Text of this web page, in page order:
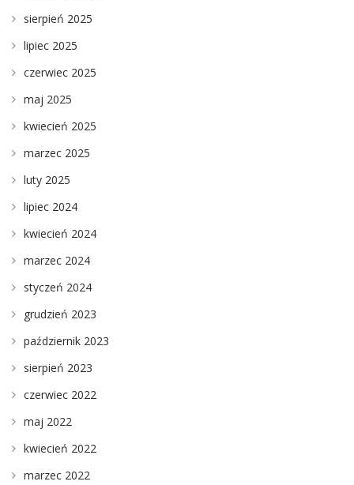
sierpień 2025
lipiec 2025
czerwiec 2025
maj 2025
kwiecień 2025
marzec 2025
luty 2025
lipiec 2024
kwiecień 2024
marzec 2024
styczeń 2024
grudzień 2023
październik 2023
sierpień 2023
czerwiec 2022
maj 2022
kwiecień 2022
marzec 2022